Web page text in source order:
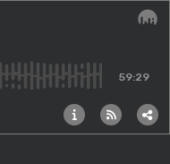
59:29